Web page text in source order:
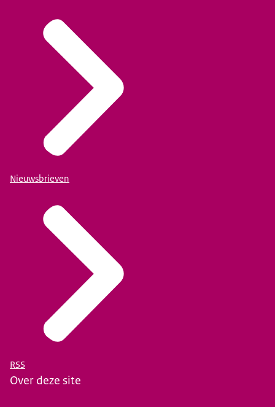
Nieuwsbrieven
RSS
Over deze site